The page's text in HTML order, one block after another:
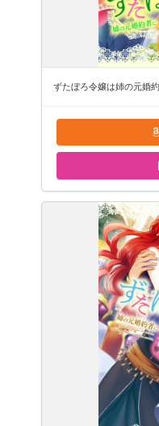
ずたぼろ令嬢は姉の元婚